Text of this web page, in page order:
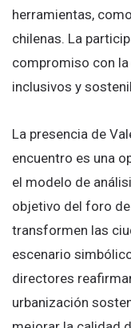
herramientas,
chilenas. La
compromiso con
inclusivos y
La presencia de
encuentro es una
el modelo de
objetivo del foro
transformen las
escenario
directores
urbanización